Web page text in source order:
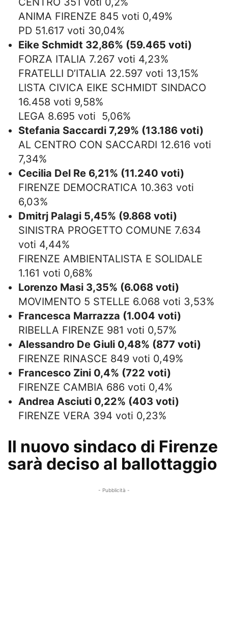
ANIMA FIRENZE 845 voti 0,49%
PD 51.617 voti 30,04%
Eike Schmidt 32,86% (59.465 voti)
FORZA ITALIA 7.267 voti 4,23%
FRATELLI D’ITALIA 22.597 voti 13,15%
LISTA CIVICA EIKE SCHMIDT SINDACO
16.458 voti 9,58%
LEGA 8.695 voti 5,06%
Stefania Saccardi 7,29% (13.186 voti)
AL CENTRO CON SACCARDI 12.616 voti
7,34%
Cecilia Del Re 6,21% (11.240 voti)
FIRENZE DEMOCRATICA 10.363 voti
6,03%
Dmitrj Palagi 5,45% (9.868 voti)
SINISTRA PROGETTO COMUNE 7.634
voti 4,44%
FIRENZE AMBIENTALISTA E SOLIDALE
1.161 voti 0,68%
Lorenzo Masi 3,35% (6.068 voti)
MOVIMENTO 5 STELLE 6.068 voti 3,53%
Francesca Marrazza (1.004 voti)
RIBELLA FIRENZE 981 voti 0,57%
Alessandro De Giuli 0,48% (877 voti)
FIRENZE RINASCE 849 voti 0,49%
Francesco Zini 0,4% (722 voti)
FIRENZE CAMBIA 686 voti 0,4%
Andrea Asciuti 0,22% (403 voti)
FIRENZE VERA 394 voti 0,23%
Il nuovo sindaco di Firenze
sarà deciso al ballottaggio
- Pubblicità -